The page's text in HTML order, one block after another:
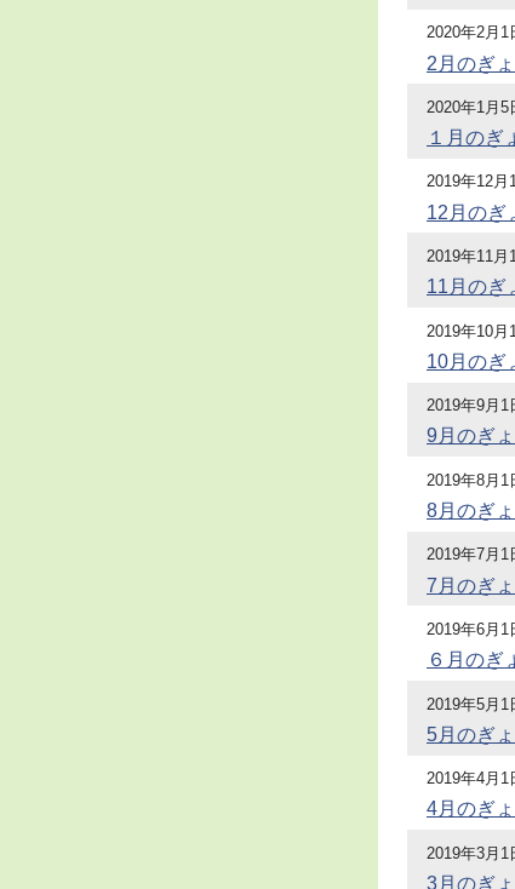
2020年2月1
2月のぎ
2020年1月5
１月のぎ
2019年12月
12月のぎ
2019年11月
11月のぎ
2019年10月
10月のぎ
2019年9月1
9月のぎ
2019年8月1
8月のぎ
2019年7月1
7月のぎ
2019年6月1
６月のぎ
2019年5月1
5月のぎ
2019年4月1
4月のぎ
2019年3月1
3月のぎ